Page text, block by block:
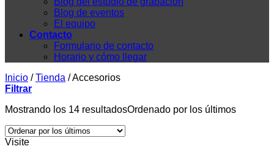
Blog de eventos
El equipo
Contacto
Formulario de contacto
Horario y cómo llegar
Inicio / Tienda /Accesorios
Filtrar
Mostrando los 14 resultadosOrdenado por los últimos
Visite